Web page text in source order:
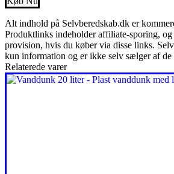
Alt indhold på Selvberedskab.dk er
Produktlinks indeholder affiliate-sporing,
provision, hvis du køber via disse links.
kun information og er ikke selv sælger af de
Relaterede varer